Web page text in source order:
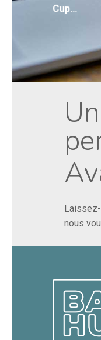
Cup…
nous